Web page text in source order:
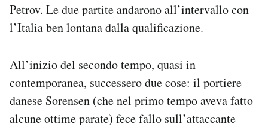
Petrov. Le due partite andarono all’intervallo con
l’Italia ben lontana dalla qualificazione.
All’inizio del secondo tempo, quasi in
contemporanea, successero due cose: il portiere
danese Sorensen (che nel primo tempo aveva fatto
alcune ottime parate) fece fallo sull’attaccante